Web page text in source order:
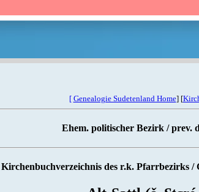
[ Genealogie Sudetenland Home] [
Ehem. politischer Bezirk / prev.
Kirchenbuchverzeichnis des r.k. Pfarrbezirks /